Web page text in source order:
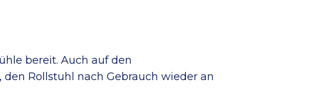
bereit. Auch auf den
Rollstuhl nach Gebrauch wieder an